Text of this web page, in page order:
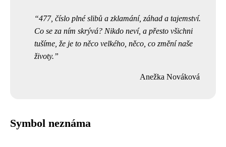
477, číslo plné slibů a zklamání, záhad a tajemství.
Co se za ním skrývá? Nikdo neví, a přesto všichni
tušíme, že je to něco velkého, něco, co změní naše
životy.
Anežka Nováková
Symbol neznáma